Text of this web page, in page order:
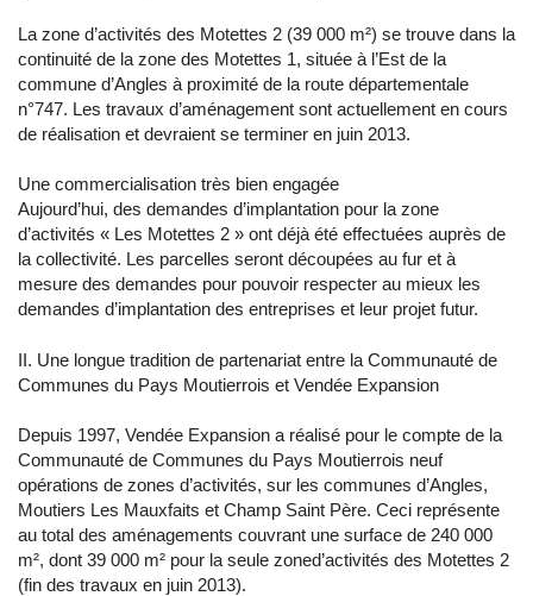
La zone d’activités des Motettes 2 (39 000 m²) se trouve dans la
continuité de la zone des Motettes 1, située à l’Est de la
commune d’Angles à proximité de la route départementale
n°747. Les travaux d’aménagement sont actuellement en cours
de réalisation et devraient se terminer en juin 2013.
Une commercialisation très bien engagée
Aujourd’hui, des demandes d’implantation pour la zone
d’activités « Les Motettes 2 » ont déjà été effectuées auprès de
la collectivité. Les parcelles seront découpées au fur et à
mesure des demandes pour pouvoir respecter au mieux les
demandes d’implantation des entreprises et leur projet futur.
II. Une longue tradition de partenariat entre la Communauté de
Communes du Pays Moutierrois et Vendée Expansion
Depuis 1997, Vendée Expansion a réalisé pour le compte de la
Communauté de Communes du Pays Moutierrois neuf
opérations de zones d’activités, sur les communes d’Angles,
Moutiers Les Mauxfaits et Champ Saint Père. Ceci représente
au total des aménagements couvrant une surface de 240 000
m², dont 39 000 m² pour la seule zoned’activités des Motettes 2
(fin des travaux en juin 2013).